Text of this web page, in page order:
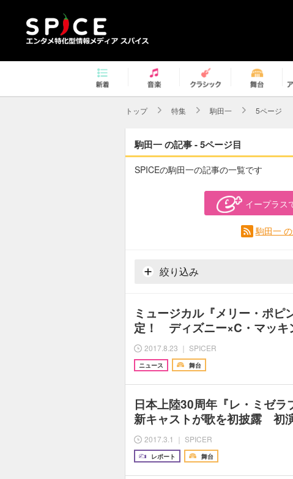
トップ 特集 駒田一 5ページ
駒田一 の記事 - 5ページ目
SPICEの駒田一の記事の一覧です
イープラス
駒田一
絞り込み
ミュージカル『メリー・ポピ
定！ ディズニー×C・マッ
2017.8.23 ｜ SPICER
ニュース 舞台
日本上陸30周年『レ・ミゼ
新キャストが歌を初披露 初
2017.3.1 ｜ SPICER
レポート 舞台